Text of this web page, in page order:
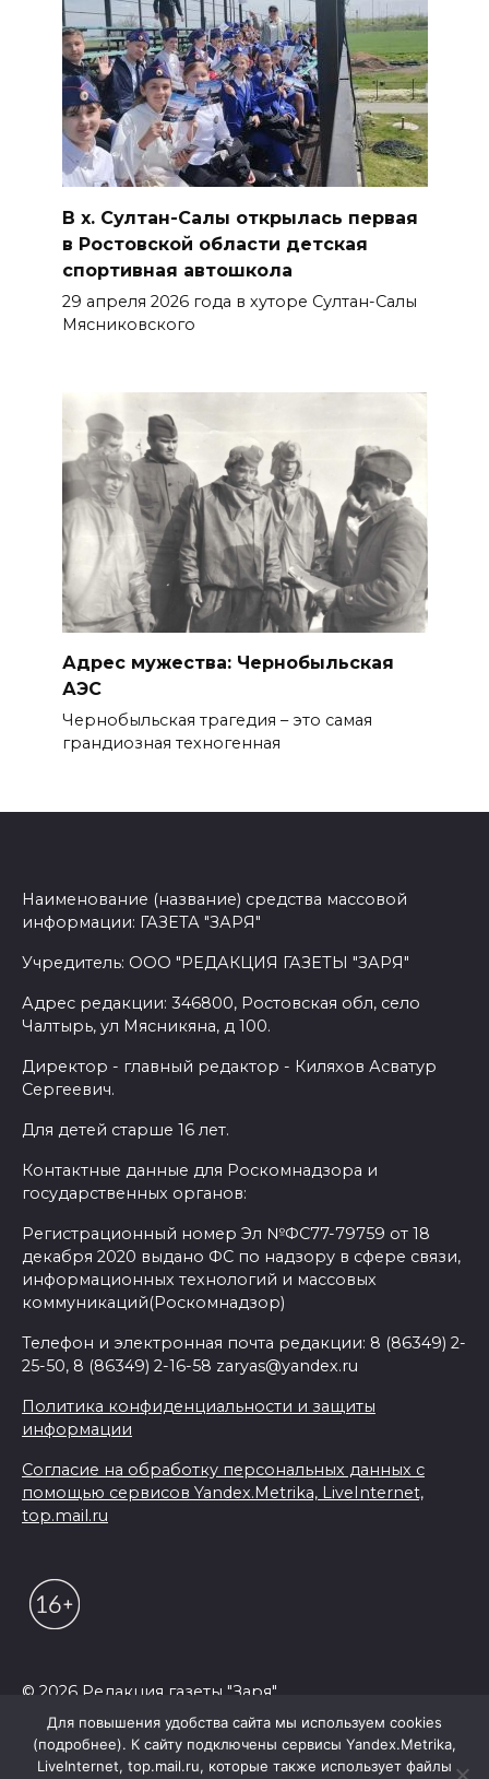
В х. Султан-Салы открылась первая
в Ростовской области детская
спортивная автошкола
29 апреля 2026 года в хуторе Султан-Салы
Мясниковского
Адрес мужества: Чернобыльская
АЭС
Чернобыльская трагедия – это самая
грандиозная техногенная
Наименование (название) средства массовой
информации: ГАЗЕТА "ЗАРЯ"
Учредитель: ООО "РЕДАКЦИЯ ГАЗЕТЫ "ЗАРЯ"
Адрес редакции: 346800, Ростовская обл, село
Чалтырь, ул Мясникяна, д 100.
Директор - главный редактор - Киляхов Асватур
Сергеевич.
Для детей старше 16 лет.
Контактные данные для Роскомнадзора и
государственных органов:
Регистрационный номер Эл №ФС77-79759 от 18
декабря 2020 выдано ФС по надзору в сфере связи,
информационных технологий и массовых
коммуникаций(Роскомнадзор)
Телефон и электронная почта редакции: 8 (86349) 2-
25-50, 8 (86349) 2-16-58 zaryas@yandex.ru
Политика конфиденциальности и защиты
информации
Согласие на обработку персональных данных с
помощью сервисов Yandex.Metrika, LiveInternet,
top.mail.ru
© 2026 Редакция газеты "Заря"
Для повышения удобства сайта мы используем cookies
(подробнее). К сайту подключены сервисы Yandex.Metrika,
LiveInternet, top.mail.ru, которые также использует файлы